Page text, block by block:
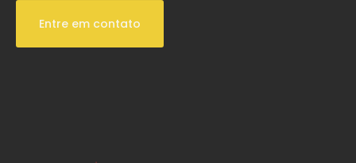
Entre em contato